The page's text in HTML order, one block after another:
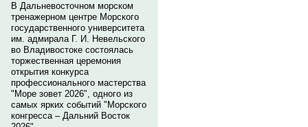
В Дальневосточном морском
тренажерном центре Морского
государственного университета
им. адмирала Г. И. Невельского
во Владивостоке состоялась
торжественная церемония
открытия конкурса
профессионального мастерства
"Море зовет 2026", одного из
самых ярких событий "Морского
конгресса – Дальний Восток